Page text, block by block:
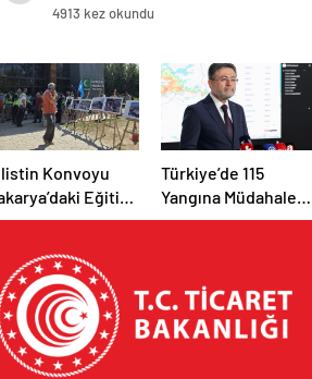
4913 kez okundu
Konvoyu
Eğitim
Başlıyor
Türkiye’de 115
Yangına Müdahale
Edildi: 110’u Kontrol